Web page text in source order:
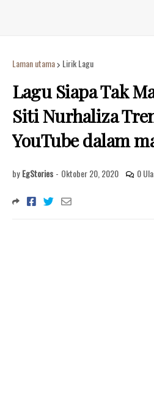
Laman utama Lirik Lagu
Lagu Siapa Tak
Siti Nurhaliza
YouTube dalam
by EgStories - Oktober 20, 2020 0